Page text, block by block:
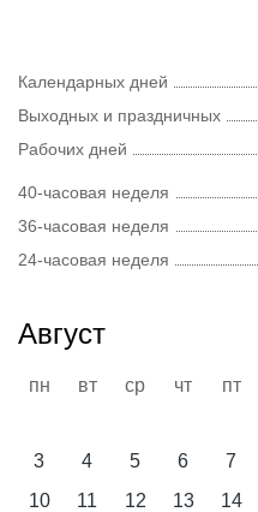
Календарных дней
Выходных и праздничных
Рабочих дней
40-часовая неделя
36-часовая неделя
24-часовая неделя
Август
пн вт ср чт пт
3
4 5 6 7
10
11 12 13 14